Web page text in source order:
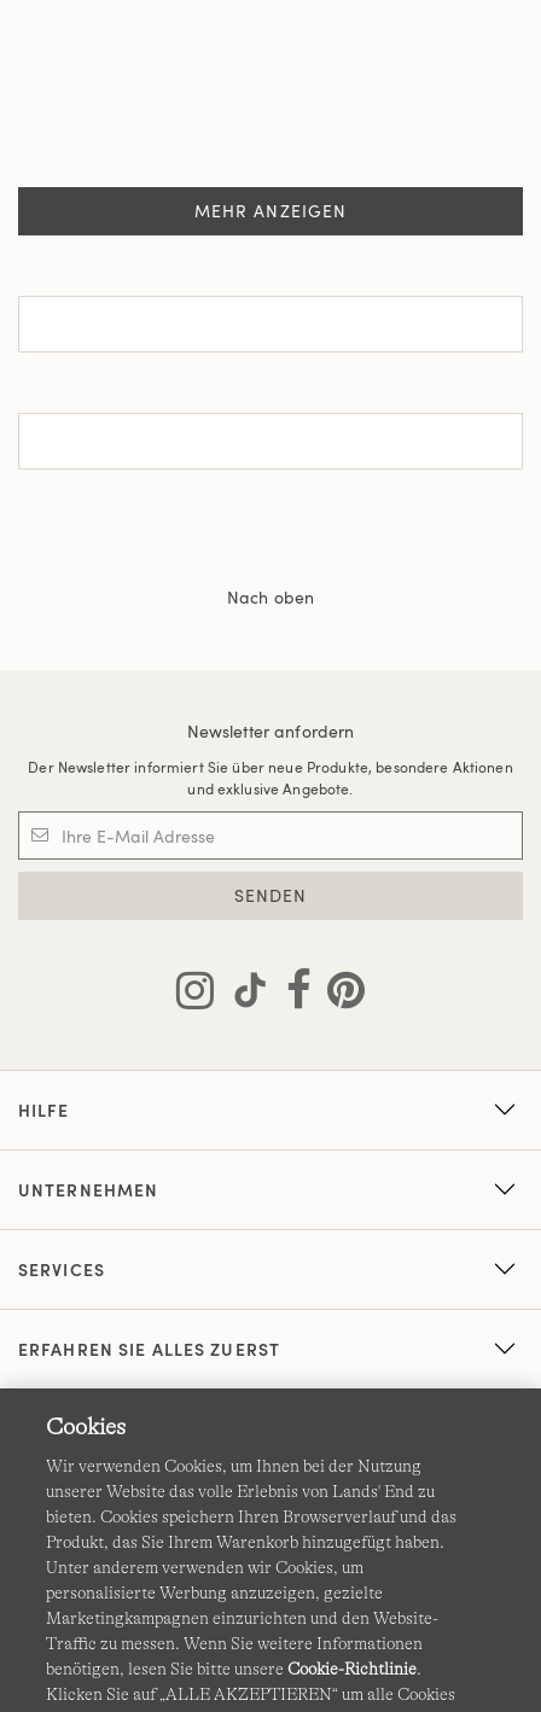
MEHR ANZEIGEN
Nach oben
Newsletter anfordern
Der Newsletter informiert Sie über neue Produkte, besondere Aktionen
und exklusive Angebote.
SENDEN
HILFE
UNTERNEHMEN
SERVICES
ERFAHREN SIE ALLES ZUERST
AGB Datenschutz & Sicherheit
Cookies Ich möchte auswählen Barrierefreiheit
Site Map Internationale Websites
Cookies
Wir verwenden Cookies, um Ihnen bei der Nutzung
unserer Website das volle Erlebnis von Lands' End zu
bieten. Cookies speichern Ihren Browserverlauf und das
Produkt, das Sie Ihrem Warenkorb hinzugefügt haben.
Unter anderem verwenden wir Cookies, um
personalisierte Werbung anzuzeigen, gezielte
Marketingkampagnen einzurichten und den Website-
Traffic zu messen. Wenn Sie weitere Informationen
benötigen, lesen Sie bitte unsereCookie-Richtlinie.
Klicken Sie auf „ALLE AKZEPTIEREN“ um alle Cookies